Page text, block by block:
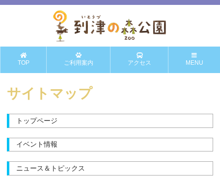
TOP ご利用案内 アクセス MENU
サイトマップ
トップページ
イベント情報
ニュース＆トピックス